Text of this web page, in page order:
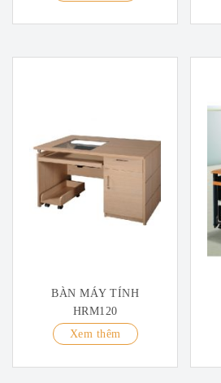
BÀN MÁY TÍNH
HRM120
Xem thêm